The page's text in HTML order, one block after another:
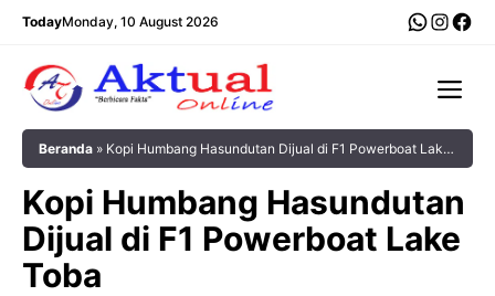
Langsung
TodayMonday, 10 August 2026
Beranda » Kopi Humbang Hasundutan Dijual di F1 Powerboat Lake
Kopi Humbang Hasundutan
Dijual di F1 Powerboat Lake
Toba